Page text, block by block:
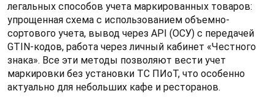
легальных способов учета маркированных товаров:
упрощенная схема с использованием объемно-
сортового учета, вывод через API (ОСУ) с передачей
GTIN-кодов, работа через личный кабинет «Честного
знака». Все эти методы позволяют вести учет
маркировки без установки ТС ПИоТ, что особенно
актуально для небольших кафе и ресторанов.